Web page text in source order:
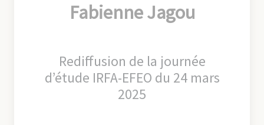
Fabienne Jagou
Rediffusion de la journée
d’étude IRFA-EFEO du 24 mars
2025